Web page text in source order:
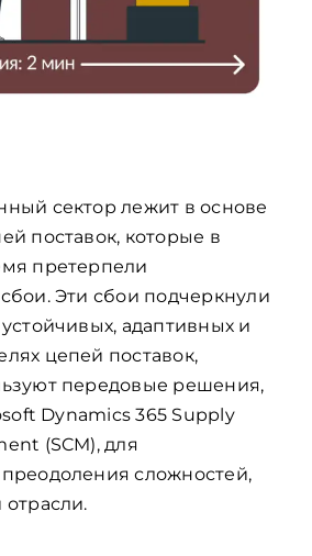
сектор лежит в основе
поставок, которые в
претерпели
Эти сбои подчеркнули
адаптивных и
цепей поставок,
передовые решения,
Dynamics 365 Supply
(SCM), для
сложностей,